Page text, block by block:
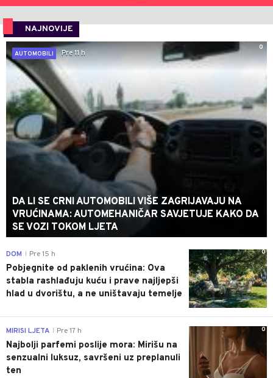
NAJNOVIJE
0
AUTOMOBILI
Pre 11 h
DA LI SE CRNI AUTOMOBILI VIŠE ZAGRIJAVAJU NA
VRUĆINAMA: AUTOMEHANIČAR SAVJETUJE KAKO DA
SE VOZI TOKOM LJETA
0
DOM Pre 15 h
Pobjegnite od paklenih vrućina: Ova
stabla rashlađuju kuću i prave najljepši
hlad u dvorištu, a ne uništavaju temelje
0
MIRISI LJETA Pre 17 h
Najbolji parfemi poslije mora: Mirišu na
senzualni luksuz, savršeni uz preplanuli
ten